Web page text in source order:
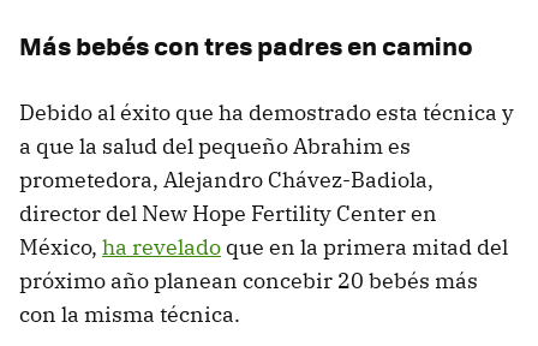
Más bebés con tres padres en camino
Debido al éxito que ha demostrado esta técnica y
a que la salud del pequeño Abrahim es
prometedora, Alejandro Chávez-Badiola,
director del New Hope Fertility Center en
México, ha revelado que en la primera mitad del
próximo año planean concebir 20 bebés más
con la misma técnica.